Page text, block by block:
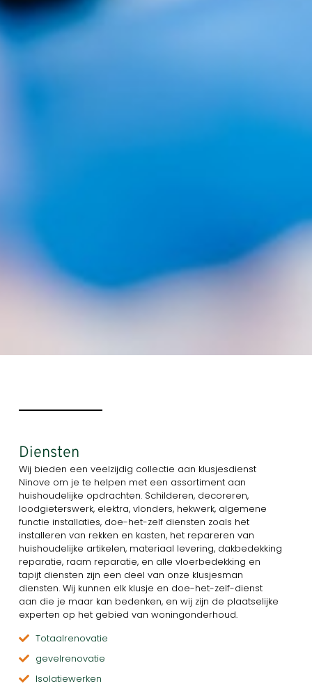
Diensten
Wij bieden een veelzijdig collectie aan klusjesdienst
Ninove om je te helpen met een assortiment aan
huishoudelijke opdrachten. Schilderen, decoreren,
loodgieterswerk, elektra, vlonders, hekwerk, algemene
functie installaties, doe-het-zelf diensten zoals het
installeren van rekken en kasten, het repareren van
huishoudelijke artikelen, materiaal levering, dakbedekking
reparatie, raam reparatie, en alle vloerbedekking en
tapijt diensten zijn een deel van onze klusjesman
diensten. Wij kunnen elk klusje en doe-het-zelf-dienst
aan die je maar kan bedenken, en wij zijn de plaatselijke
experten op het gebied van woningonderhoud.
Totaalrenovatie
gevelrenovatie
Isolatiewerken